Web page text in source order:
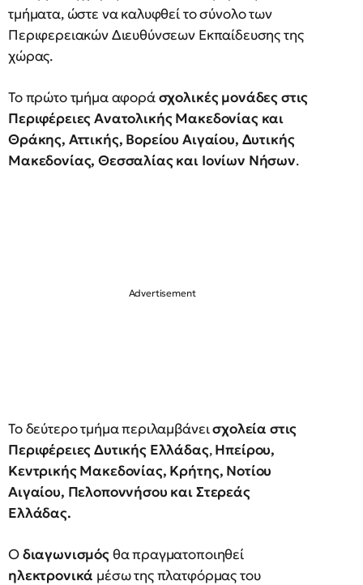
τμήματα, ώστε να καλυφθεί το σύνολο των
Περιφερειακών Διευθύνσεων Εκπαίδευσης της
χώρας.
Το πρώτο τμήμα αφοράσχολικές μονάδες στις
Περιφέρειες Ανατολικής Μακεδονίας και
Θράκης, Αττικής, Βορείου Αιγαίου, Δυτικής
Μακεδονίας, Θεσσαλίας και Ιονίων Νήσων.
Το δεύτερο τμήμα περιλαμβάνεισχολεία στις
Περιφέρειες Δυτικής Ελλάδας,Ηπείρου,
Κεντρικής Μακεδονίας, Κρήτης, Νοτίου
Αιγαίου, Πελοποννήσου και Στερεάς
Ελλάδας.
Οδιαγωνισμόςθα πραγματοποιηθεί
ηλεκτρονικά μέσω της πλατφόρμας του